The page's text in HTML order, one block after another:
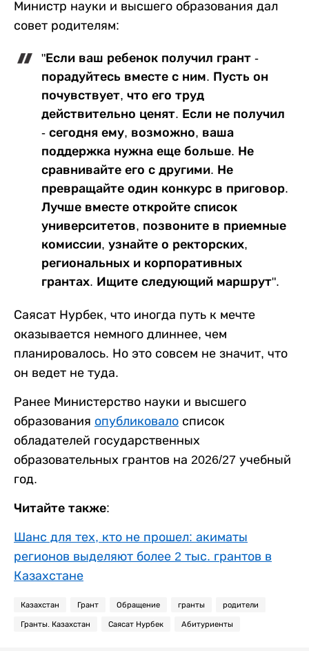
Министр науки и высшего образования дал
совет родителям:
"Если ваш ребенок получил грант -
порадуйтесь вместе с ним. Пусть он
почувствует, что его труд
действительно ценят. Если не получил
- сегодня ему, возможно, ваша
поддержка нужна еще больше. Не
сравнивайте его с другими. Не
превращайте один конкурс в приговор.
Лучше вместе откройте список
университетов, позвоните в приемные
комиссии, узнайте о ректорских,
региональных и корпоративных
грантах. Ищите следующий маршрут".
Саясат Нурбек, что иногда путь к мечте
оказывается немного длиннее, чем
планировалось. Но это совсем не значит, что
он ведет не туда.
Ранее Министерство науки и высшего
образования опубликовало список
обладателей государственных
образовательных грантов на 2026/27 учебный
год.
Читайте также:
Шанс для тех, кто не прошел: акиматы
регионов выделяют более 2 тыс. грантов в
Казахстане
Казахстан Грант Обращение гранты родители
Гранты. Казахстан Саясат Нурбек Абитуриенты